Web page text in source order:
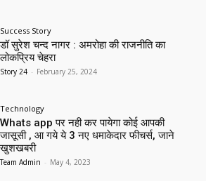
Success Story
डॉ सुरेश चन्द नागर : अमरोहा की राजनीति का
लोकप्रिय चेहरा
Story 24 - February 25, 2024
Technology
Whats app पर नही कर पायेगा कोई आपकी
जासूसी , आ गये ये 3 नए धमाकेदार फीचर्स, जाने
खुशखबरी
Team Admin - May 4, 2023